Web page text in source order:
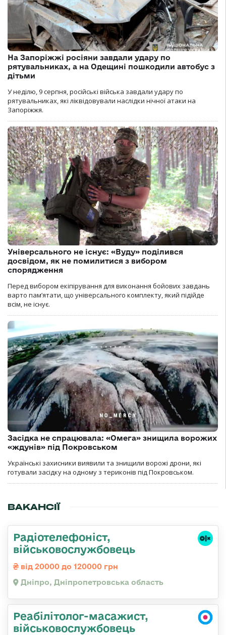
На Запоріжжі росіяни завдали удару по
рятувальниках, а на Одещині пошкодили автобус з
дітьми
У неділю, 9 серпня, російські війська завдали удару по
рятувальниках, які ліквідовували наслідки нічної атаки на
Запоріжжя.
Універсального не існує: «Вуду» поділився
досвідом, як не помилитися з вибором
спорядження
Перед вибором екіпірування для виконання бойових завдань
варто пам’ятати, що універсального комплекту, який підійде
всім, не існує.
Засідка не спрацювала: «Омега» знищила ворожих
«ждунів» під Покровськом
Українські захисники виявили та знищили ворожі дрони, які
готували засідку на одному з териконів під Покровськом.
ВАКАНСІЇ
Радіотелефоніст,
військовослужбовець
від 20000 до 120000 грн
Дніпро, Дніпропетровська область
Реабілітолог-масажист,
військовослужбовець